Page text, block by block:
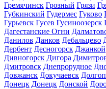
Гремячинск Грозный Грязи
Губкинский Гудермес Гуково
Гурьевск Гусев Гусиноозерск
Дагестанские Огни
Данилов Данков Дебальцево
Дербент Десногорск Джанкой
Дивногорск Дигора
Дмитровск Днепрорудное
Довжанск Докучаевск
Донецк Донецк Донской